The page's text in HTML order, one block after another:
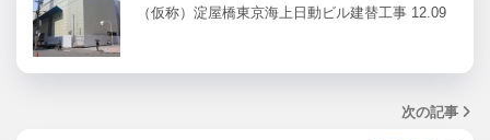
（仮称）淀屋橋東京海上日動ビル建替工事 12.09
次の記事